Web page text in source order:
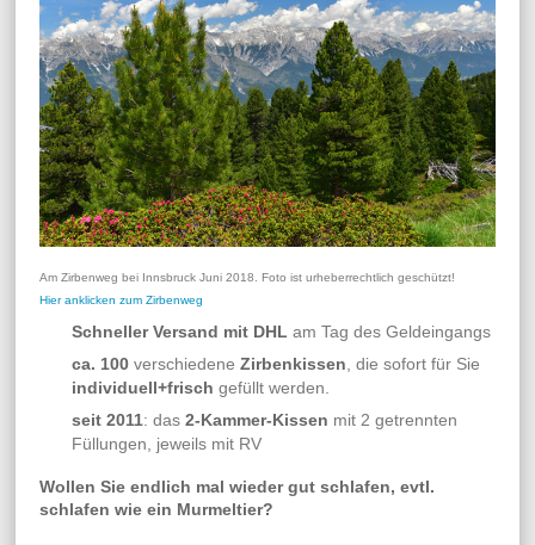
Am Zirbenweg bei Innsbruck Juni 2018. Foto ist urheberrechtlich geschützt!
Hier anklicken zum Zirbenweg
Schneller Versand mit DHLam Tag des Geldeingangs
ca. 100 verschiedeneZirbenkissen , die sofort für Sie
individuell+frisch gefüllt werden.
seit 2011: das2-Kammer-Kissen mit 2 getrennten
Füllungen, jeweils mit RV
Wollen Sie endlich mal wieder gut schlafen, evtl.
schlafen wie ein Murmeltier?